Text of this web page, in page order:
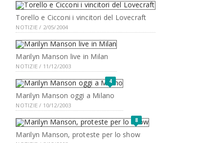
Torello e Cicconi i vincitori del Lovecraft
NOTIZIE / 2/05/2004
Marilyn Manson live in Milan
NOTIZIE / 11/12/2003
4
Marilyn Manson oggi a Milano
NOTIZIE / 10/12/2003
8
Marilyn Manson, proteste per lo show